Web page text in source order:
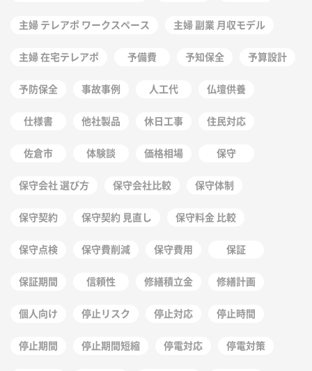
主婦 テレアポ ワークスペース 主婦 副業 月収モデル
主婦 在宅テレアポ 予備費 予知保全 予算設計
予防保全 事故事例 人工代 仏壇供養
仕様書 他社製品 休日工事 住民対応
佐倉市 体験談 価格相場 保守
保守会社 選び方 保守会社比較 保守体制
保守契約 保守契約 見直し 保守料金 比較
保守点検 保守費削減 保守費用 保証
保証期間 信頼性 修繕積立金 修繕計画
個人向け 停止リスク 停止対応 停止時間
停止期間 停止期間短縮 停電対応 停電対策